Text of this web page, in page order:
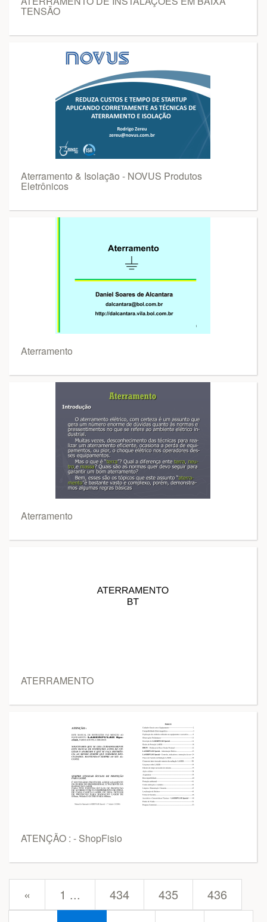
TENSÃO
Aterramento & Isolação - NOVUS Produtos
Eletrônicos
Aterramento
Aterramento
ATERRAMENTO
ATENÇÃO : - ShopFisio
« 1 ... 434 435
436